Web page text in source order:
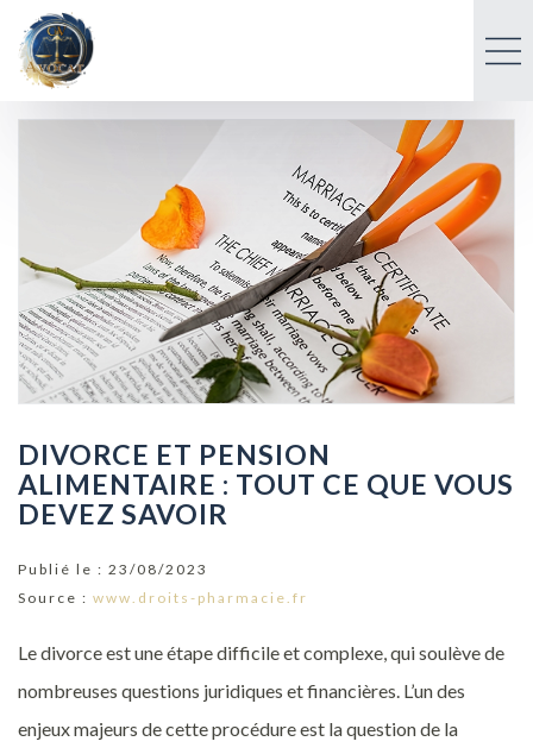
DIVORCE ET PENSION
ALIMENTAIRE : TOUT CE QUE VOUS
DEVEZ SAVOIR
Publié le : 23/08/2023
Source : www.droits-pharmacie.fr
Le divorce est une étape difficile et complexe, qui soulève de
nombreuses questions juridiques et financières. L’un des
enjeux majeurs de cette procédure est la question de la